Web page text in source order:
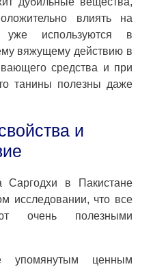
влиять на
уже используются в
вяжущему действию в
средства и при
танины полезны даже
и
Саргодхи в Пакистане
исследовании, что все
очень полезными
ценным